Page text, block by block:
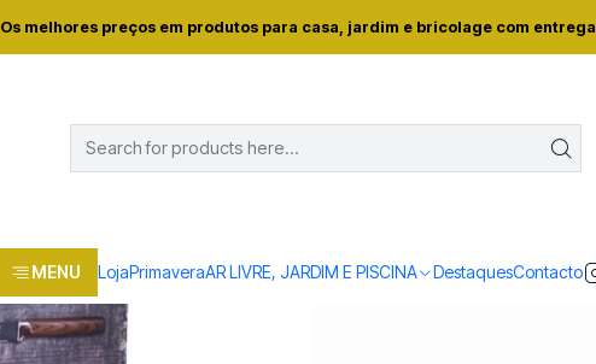
MENU LojaPrimaveraAR LIVRE, JARDIM E PISCINA DestaquesContacto
Os melhores preços em produtos para casa, jardim e bricolage com
Home Loja Casa e conforto SET 3 FACAS+DESC+TESOURA 2830-
SET 3